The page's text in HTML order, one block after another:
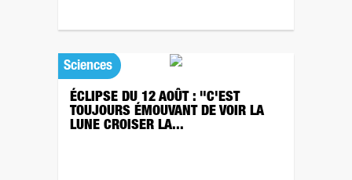
Sciences
ÉCLIPSE DU 12 AOÛT : "C'EST
TOUJOURS ÉMOUVANT DE VOIR LA
LUNE CROISER LA...